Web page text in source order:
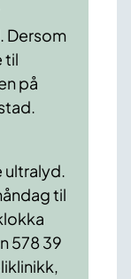
Dersom
til
på
ultralyd.
til
578 39